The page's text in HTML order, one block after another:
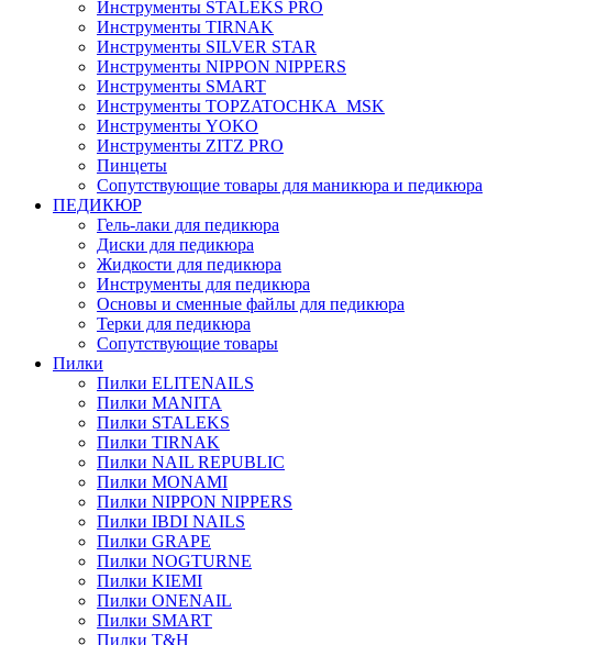
Инструменты STALEKS PRO
Инструменты TIRNAK
Инструменты SILVER STAR
Инструменты NIPPON NIPPERS
Инструменты SMART
Инструменты TOPZATOCHKA_MSK
Инструменты YOKO
Инструменты ZITZ PRO
Пинцеты
Сопутствующие товары для маникюра и педикюра
ПЕДИКЮР
Гель-лаки для педикюра
Диски для педикюра
Жидкости для педикюра
Инструменты для педикюра
Основы и сменные файлы для педикюра
Терки для педикюра
Сопутствующие товары
Пилки
Пилки ELITENAILS
Пилки MANITA
Пилки STALEKS
Пилки TIRNAK
Пилки NAIL REPUBLIC
Пилки MONAMI
Пилки NIPPON NIPPERS
Пилки IBDI NAILS
Пилки GRAPE
Пилки NOGTURNE
Пилки KIEMI
Пилки ONENAIL
Пилки SMART
Пилки T&H